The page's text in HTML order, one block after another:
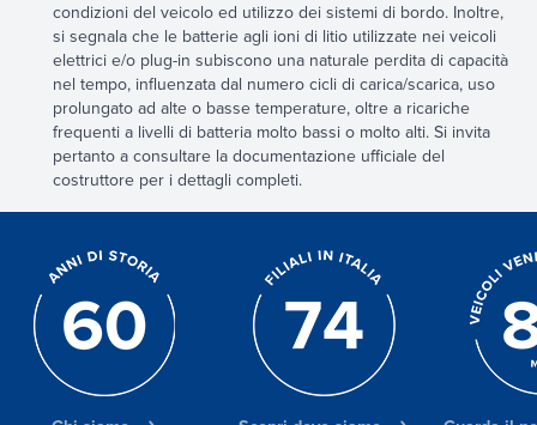
condizioni del veicolo ed utilizzo dei sistemi di bordo. Inoltre,
si segnala che le batterie agli ioni di litio utilizzate nei veicoli
elettrici e/o plug-in subiscono una naturale perdita di capacità
nel tempo, influenzata dal numero cicli di carica/scarica, uso
prolungato ad alte o basse temperature, oltre a ricariche
frequenti a livelli di batteria molto bassi o molto alti. Si invita
pertanto a consultare la documentazione ufficiale del
costruttore per i dettagli completi.